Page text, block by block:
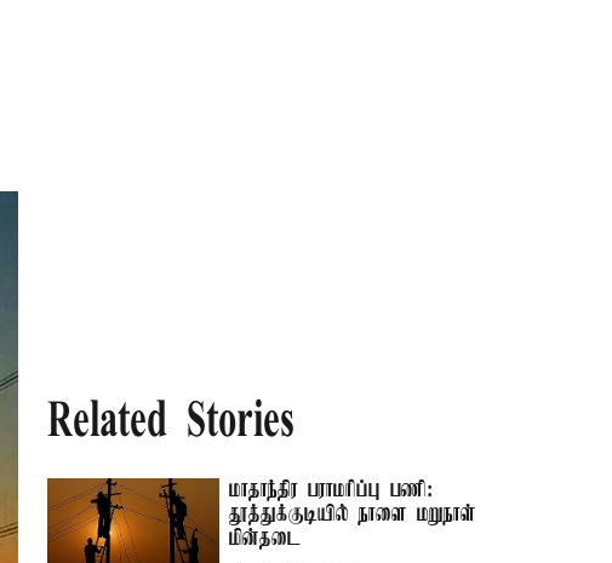
Related Stories
மாதாந்திர பராமரிப்பு பணி:
தூத்துக்குடியில் நாளை மறுநாள்
மின்தடை